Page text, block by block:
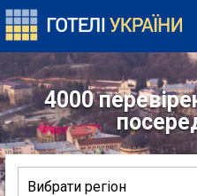
4000
Вибрати регіон